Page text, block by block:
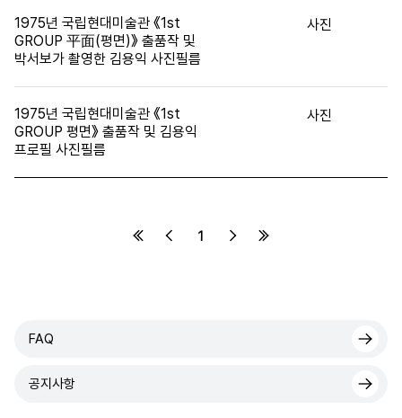
1975년 국립현대미술관 《1st
GROUP 平面(평면)》 출품작 및
박서보가 촬영한 김용익 사진필름
사진
1975년 국립현대미술관 《1st
GROUP 평면》 출품작 및 김용익
프로필 사진필름
사진
1
FAQ
공지사항